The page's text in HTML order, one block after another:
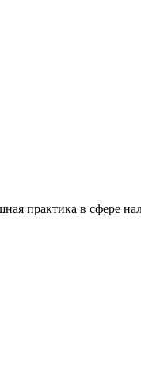
практика в сфере